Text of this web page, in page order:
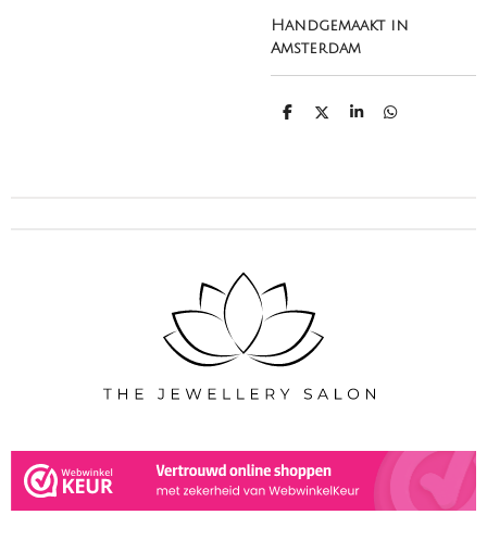
Handgemaakt in
Amsterdam
D
D
S
D